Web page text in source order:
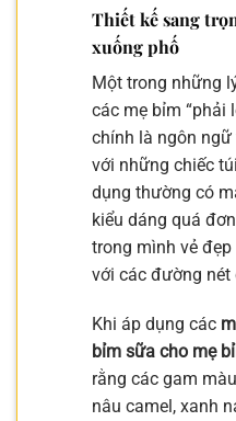
Thiết kế sang
xuống phố
Một trong những
các mẹ bỉm “phải
chính là ngôn ngữ
với những chiếc
dụng thường có
kiểu dáng quá
trong mình vẻ
với các đường nét
Khi áp dụng các
bỉm sữa cho mẹ
rằng các gam
nâu camel, xanh